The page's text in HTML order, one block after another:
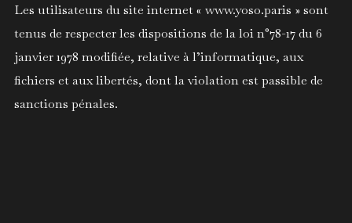
Les utilisateurs du site internet « www.yoso.paris » sont
tenus de respecter les dispositions de la loi n°78-17 du 6
janvier 1978 modifiée, relative à l’informatique, aux
fichiers et aux libertés, dont la violation est passible de
sanctions pénales.